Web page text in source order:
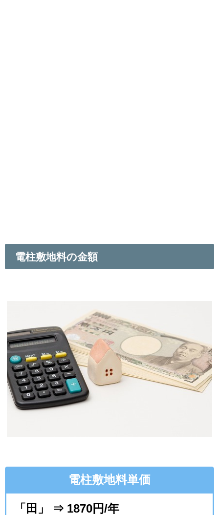
電柱敷地料の金額
電柱敷地料単価
「田」 ⇒ 1870円/年